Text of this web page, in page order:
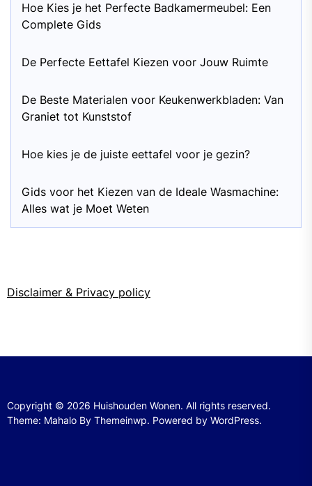
Hoe Kies je het Perfecte Badkamermeubel: Een
Complete Gids
De Perfecte Eettafel Kiezen voor Jouw Ruimte
De Beste Materialen voor Keukenwerkbladen: Van
Graniet tot Kunststof
Hoe kies je de juiste eettafel voor je gezin?
Gids voor het Kiezen van de Ideale Wasmachine:
Alles wat je Moet Weten
Disclaimer & Privacy policy
Copyright © 2026 Huishouden Wonen. All rights reserved.
Theme: Mahalo By Themeinwp. Powered by WordPress.